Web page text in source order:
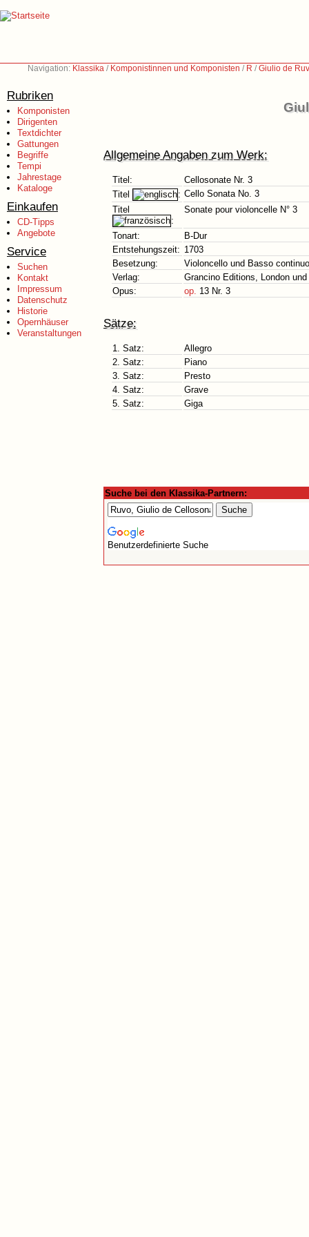
Navigation: Klassika / Komponistinnen und Komponisten / R /Giulio de
Rubriken
Komponisten
Dirigenten
Textdichter
Gattungen
Begriffe
Tempi
Jahrestage
Kataloge
Einkaufen
CD-Tipps
Angebote
Service
Suchen
Kontakt
Impressum
Datenschutz
Historie
Opernhäuser
Veranstaltungen
Allgemeine Angaben zum Werk:
Titel:
Cellosonate Nr. 3
Titel
: Cello Sonata No. 3
Titel
:
Sonate pour violoncelle N° 3
Tonart:
B-Dur
Entstehungszeit: 1703
Besetzung:
Violoncello und Basso continuo
Verlag:
Grancino Editions, London
Opus:
op. 13 Nr. 3
Sätze:
1. Satz:
Allegro
2. Satz:
Piano
3. Satz:
Presto
4. Satz:
Grave
5. Satz:
Giga
Suche bei den Klassika-Partnern:
Benutzerdefinierte Suche